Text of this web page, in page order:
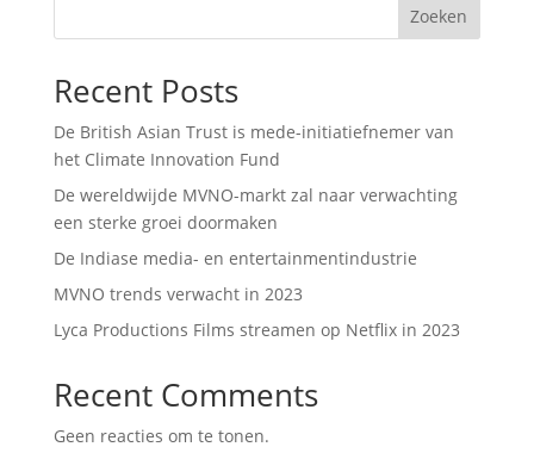
Zoeken
Recent Posts
De British Asian Trust is mede-initiatiefnemer van
het Climate Innovation Fund
De wereldwijde MVNO-markt zal naar verwachting
een sterke groei doormaken
De Indiase media- en entertainmentindustrie
MVNO trends verwacht in 2023
Lyca Productions Films streamen op Netflix in 2023
Recent Comments
Geen reacties om te tonen.